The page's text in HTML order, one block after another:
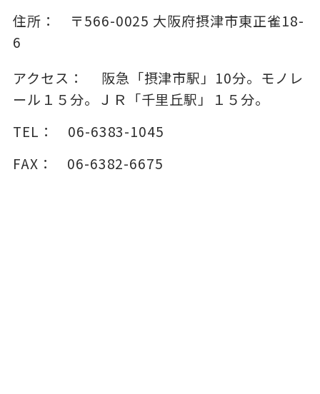
住所：
〒566-0025 大阪府摂津市東正雀18-
6
アクセス：
阪急「摂津市駅」10分。モノレ
ール１５分。ＪＲ「千里丘駅」１５分。
TEL：
06-6383-1045
FAX：
06-6382-6675